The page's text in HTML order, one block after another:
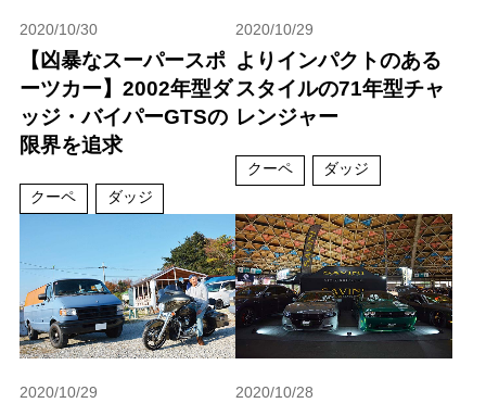
2020/10/30
【凶暴なスーパースポ
ーツカー】2002年型ダ
ッジ・バイパーGTSの
限界を追求
クーペ ダッジ
2020/10/29
よりインパクトのある
スタイルの71年型チャ
レンジャー
クーペ ダッジ
2020/10/29 2020/10/28